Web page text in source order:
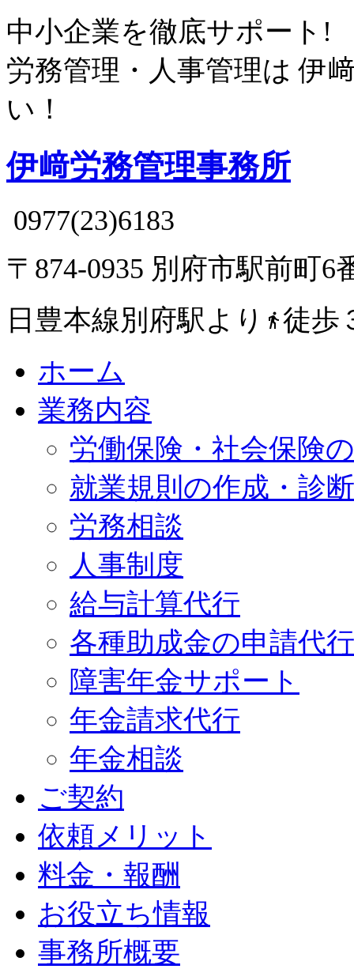
中小企業を徹底サポート!
労務管理・人事管理は伊
い！
伊﨑労務管理事務所
0977(23)6183
〒874-0935 別府市駅前町6
日豊本線別府駅より
 徒歩
ホーム
業務内容
労働保険・社会保険
就業規則の作成・診断
労務相談
人事制度
給与計算代行
各種助成金の申請代行
障害年金サポート
年金請求代行
年金相談
ご契約
依頼メリット
料金・報酬
お役立ち情報
事務所概要